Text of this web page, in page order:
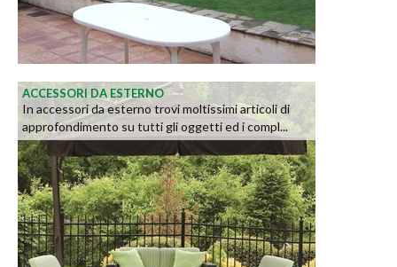
ACCESSORI DA ESTERNO
In accessori da esterno trovi moltissimi articoli di
approfondimento su tutti gli oggetti ed i compl...